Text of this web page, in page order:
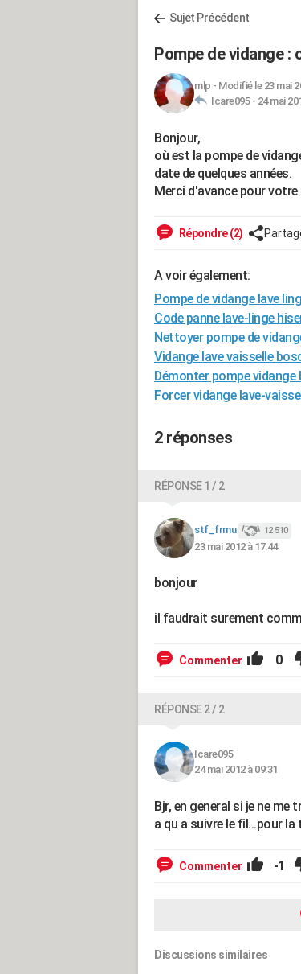
Sujet Précédent
Pompe de vidange :
mlp - Modifié le 23 mai
Icare095 - 24 mai
Bonjour,
où est la pompe de
date de quelques années.
Merci d'avance pour votre
Répondre (2)
A voir également:
Pompe de vidange lave
Code panne lave-linge
Nettoyer pompe de
Vidange lave vaisselle
Démonter pompe vidange
Forcer vidange lave-
2 réponses
RÉPONSE 1 / 2
stf_frmu 12 510
23 mai 2012 à 17:44
bonjour
il faudrait surement
Commenter 0
RÉPONSE 2 / 2
Icare095
24 mai 2012 à 09:31
Bjr, en general si je ne me
a qu a suivre le fil...pour
Commenter -1
Discussions similaires